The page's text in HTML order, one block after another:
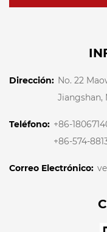
Dirección: No. 22
Jiangshan,
Teléfono: +86-
+86-574-
Correo Electrónico: